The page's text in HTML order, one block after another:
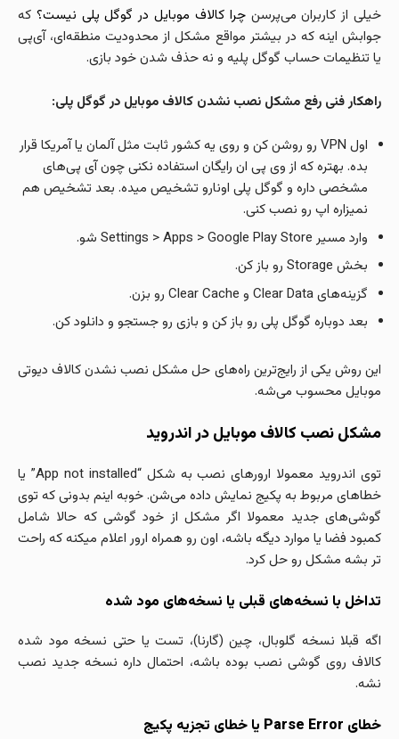
خیلی از کاربران می‌پرسنچرا کالاف موبایل در گوگل پلی نیست؟ که
جوابش اینه که در بیشتر مواقع مشکل از محدودیت منطقه‌ای، آی‌پی
یا تنظیمات حساب گوگل پلیه و نه حذف شدن خود بازی.
راهکار فنی رفع مشکل نصب نشدن کالاف موبایل در گوگل پلی:
اول VPN رو روشن کن و روی یه کشور ثابت مثل آلمان یا آمریکا قرار
بده. بهتره که از وی پی ان رایگان استفاده نکنی چون آی پی‌های
مشخصی داره و گوگل پلی اونارو تشخیص میده. بعد تشخیص هم
نمیزاره اپ رو نصب کنی.
وارد مسیر Settings > Apps > Google Play Store شو.
بخش Storage رو باز کن.
گزینه‌های Clear Data و Clear Cache رو بزن.
بعد دوباره گوگل پلی رو باز کن و بازی رو جستجو و دانلود کن.
این روش یکی از رایج‌ترین راه‌های حل مشکل نصب نشدن کالاف دیوتی
موبایل محسوب می‌شه.
مشکل نصب کالاف موبایل در اندروید
توی اندروید معمولا ارورهای نصب به شکل “App not installed” یا
خطاهای مربوط به پکیج نمایش داده می‌شن. خوبه اینم بدونی که توی
گوشی‌های جدید معمولا اگر مشکل از خود گوشی که حالا شامل
کمبود فضا یا موارد دیگه باشه، اون رو همراه ارور اعلام میکنه که راحت
تر بشه مشکل رو حل کرد.
تداخل با نسخه‌های قبلی یا نسخه‌های مود شده
اگه قبلا نسخه گلوبال، چین (گارنا)، تست یا حتی نسخه مود شده
کالاف روی گوشی نصب بوده باشه، احتمال داره نسخه جدید نصب
نشه.
خطای Parse Error یا خطای تجزیه پکیج